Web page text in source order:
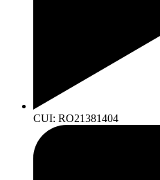
CUI: RO21381404